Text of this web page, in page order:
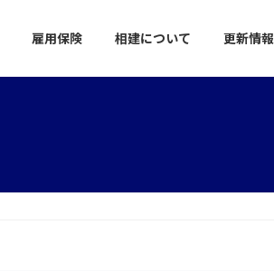
雇用保険 相建について 更新情報